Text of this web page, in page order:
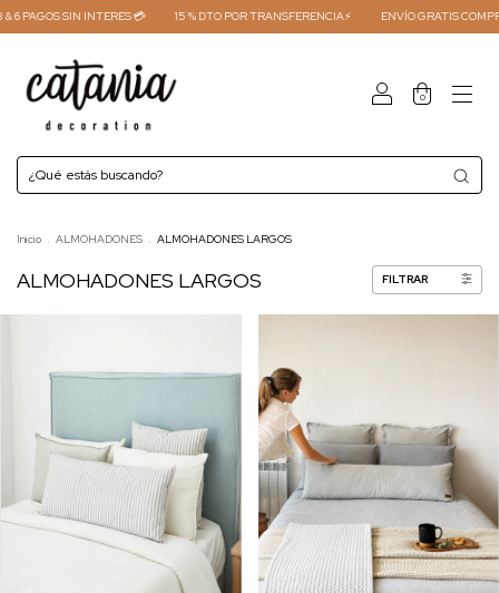
PAGOS SIN INTERES 💳 15 % DTO POR TRANSFERENCIA⚡ ENVÍO GRATIS
0
Inicio . ALMOHADONES . ALMOHADONES LARGOS
ALMOHADONES LARGOS FILTRAR